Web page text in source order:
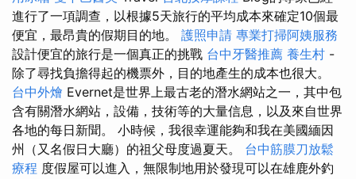
進行了一項調查，以根據5天旅行的平均成本來確定10個最
便宜，最昂貴的假期目的地。 護照申請 專業打掃阿姨服務
設計便宜的旅行是一個真正的挑戰 台中牙醫推薦 養生村 -
除了尋找負擔得起的機票外，目的地產生的成本也很大。
台中外燴 Evernet是世界上最古老的潛水網站之一，其中包
含有關潛水網站，設備，技術等的大量信息，以及來自世界
各地的每日新聞。 小時候，我很幸運能夠和我在美國緬因
州（又名假日大廳）的祖父母度過夏天。 台中筋膜刀放鬆
療程 度假屋可以進入，無限制地用於發現可以在雄鹿外釣